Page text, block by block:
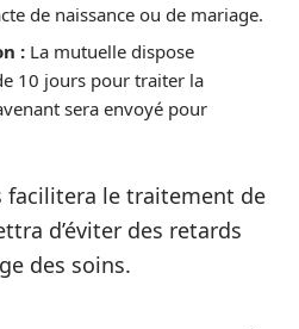
de naissance ou de mariage.
: La mutuelle dispose
10 jours pour traiter la
sera envoyé pour
facilitera le traitement de
d’éviter des retards
des soins.